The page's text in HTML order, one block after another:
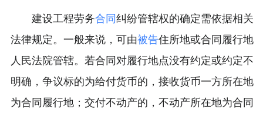
建设工程劳务合同 纠纷管辖权的确定需依据相关
法律规定。一般来说，可由被告住所地或合同履行地
人民法院管辖。若合同对履行地点没有约定或约定不
明确，争议标的为给付货币的，接收货币一方所在地
为合同履行地；交付不动产的，不动产所在地为合同